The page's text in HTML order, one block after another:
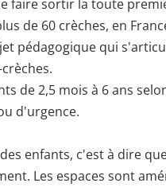
faire sortir la toute
de 60 crèches, en
pédagogique qui
de 2,5 mois à 6 ans
d'urgence.
enfants, c'est à dire
Les espaces sont